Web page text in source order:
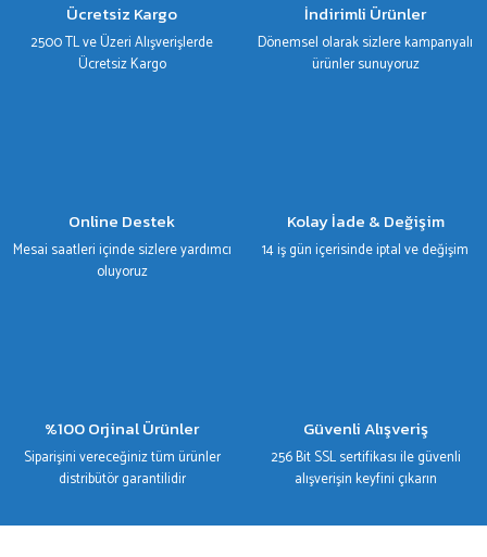
Ürün fiyatı diğer sitelerden daha pahalı.
Bu ürüne benzer farklı alternatifler olmalı.
Ücretsiz Kargo
2500 TL ve Üzeri Alışverişlerde
Ücretsiz Kargo
İndirimli Ürünler
Dönemsel olarak sizlere kampanyalı
ürünler sunuyoruz
Online Destek
Mesai saatleri içinde sizlere yardımcı
oluyoruz
Kolay İade & Değişim
14 iş gün içerisinde iptal ve değişim
%100 Orjinal Ürünler
Siparişini vereceğiniz tüm ürünler
distribütör garantilidir
Güvenli Alışveriş
256 Bit SSL sertifikası ile güvenli
alışverişin keyfini çıkarın